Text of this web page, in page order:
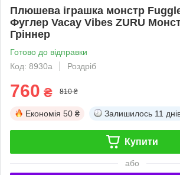
Плюшева іграшка монстр
Фуглер Vacay Vibes ZURU
Гріннер
Готово до відправки
Код: 8930а
Роздріб
760 ₴ 810 ₴
Економія 50 ₴ Залишилось 11
Купити
або